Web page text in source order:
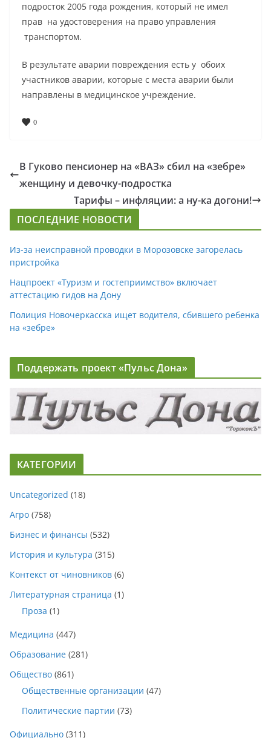
подросток 2005 года рождения, который не имел
прав на удостоверения на право управления
транспортом.
В результате аварии повреждения есть у обоих
участников аварии, которые с места аварии были
направлены в медицинское учреждение.
0
В Гуково пенсионер на «ВАЗ» сбил на «зебре»
женщину и девочку-подростка
Тарифы – инфляции: а ну-ка догони!
ПОСЛЕДНИЕ НОВОСТИ
Из-за неисправной проводки в Морозовске загорелась
пристройка
Нацпроект «Туризм и гостеприимство» включает
аттестацию гидов на Дону
Полиция Новочеркасска ищет водителя, сбившего ребенка
на «зебре»
Поддержать проект «Пульс Дона»
КАТЕГОРИИ
Uncategorized (18)
Агро (758)
Бизнес и финансы (532)
История и культура (315)
Контекст от чиновников (6)
Литературная страница (1)
Проза (1)
Медицина (447)
Образование (281)
Общество (861)
Общественные организации (47)
Политические партии (73)
Официально (311)